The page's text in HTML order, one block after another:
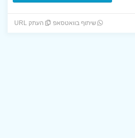
שיתוף בוואטסאפ העתק URL